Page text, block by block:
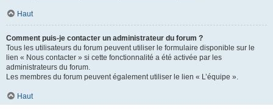
Haut
Comment puis-je contacter un administrateur du forum ?
Tous les utilisateurs du forum peuvent utiliser le formulaire disponible sur le
lien « Nous contacter » si cette fonctionnalité a été activée par les
administrateurs du forum.
Les membres du forum peuvent également utiliser le lien « L’équipe ».
Haut